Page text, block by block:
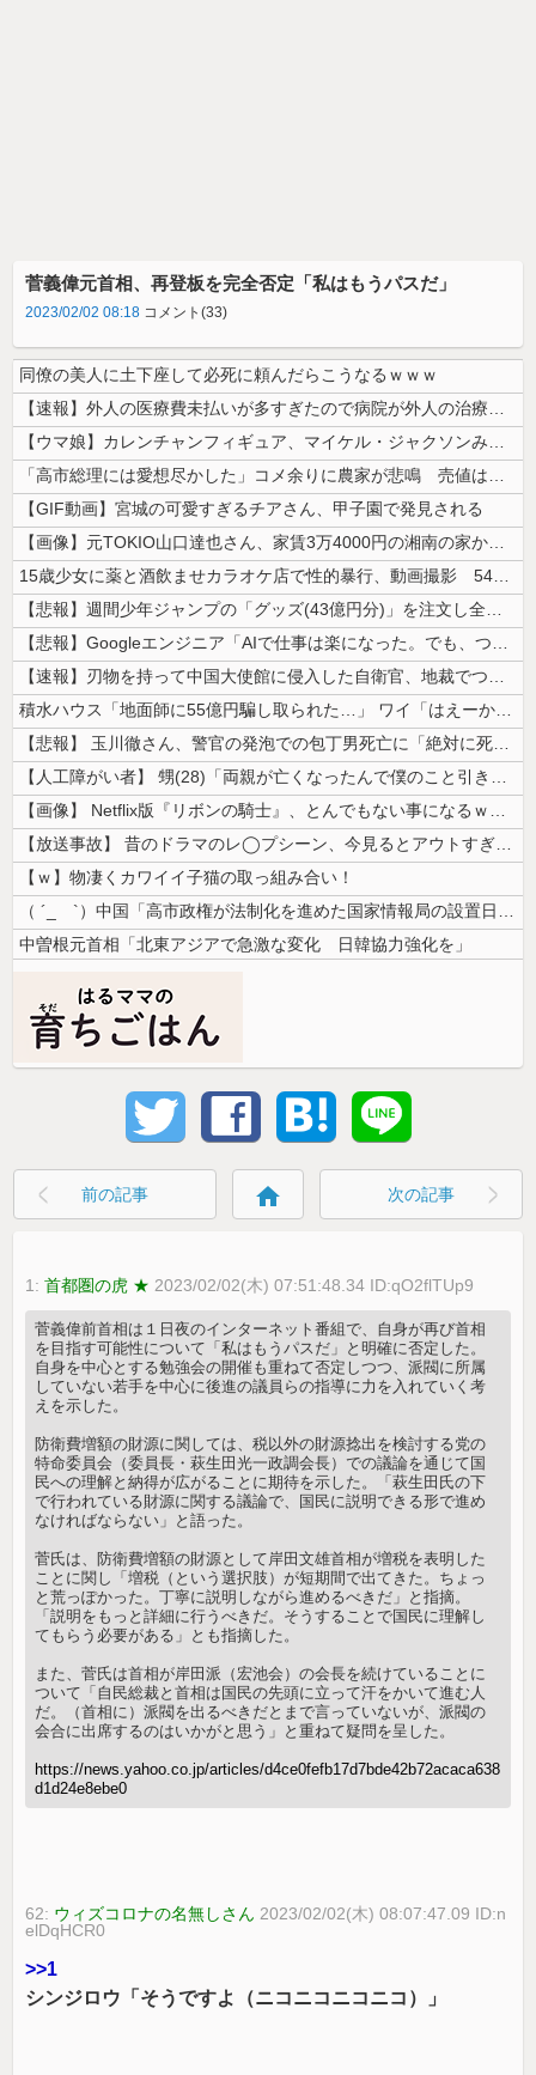
菅義偉元首相、再登板を完全否定「私はもうパスだ」
2023/02/02 08:18 コメント(33)
同僚の美人に土下座して必死に頼んだらこうなるｗｗｗ
【速報】外人の医療費未払いが多すぎたので病院が外人の治療を断るようにな...
【ウマ娘】カレンチャンフィギュア、マイケル・ジャクソンみたいになってし...
「高市総理には愛想尽かした」コメ余りに農家が悲鳴 売値は生産原価の半分...
【GIF動画】宮城の可愛すぎるチアさん、甲子園で発見される
【画像】元TOKIO山口達也さん、家賃3万4000円の湘南の家からYo...
15歳少女に薬と酒飲ませカラオケ店で性的暴行、動画撮影 54歳無職を再...
【悲報】週間少年ジャンプの「グッズ(43億円分)」を注文し全てキャンセ...
【悲報】Googleエンジニア「AIで仕事は楽になった。でも、つまらな...
【速報】刃物を持って中国大使館に侵入した自衛官、地裁でついに動機明かす
積水ハウス「地面師に55億円騙し取られた…」 ワイ「はえーかわいそう…...
【悲報】 玉川徹さん、警官の発泡での包丁男死亡に「絶対に死刑にならない...
【人工障がい者】 甥(28)「両親が亡くなったんで僕のこと引き取ってほ...
【画像】 Netflix版『リボンの騎士』、とんでもない事になるｗｗｗ...
【放送事故】 昔のドラマのレ◯プシーン、今見るとアウトすぎる・・・
【ｗ】物凄くカワイイ子猫の取っ組み合い！
（ ´_ゝ`）中国「高市政権が法制化を進めた国家情報局の設置日が7月3...
中曽根元首相「北東アジアで急激な変化 日韓協力強化を」
前の記事 home 次の記事
1:首都圏の虎 ★ 2023/02/02(木) 07:51:48.34 ID:qO2flTUp9
菅義偉前首相は１日夜のインターネット番組で、自身が再び首相
を目指す可能性について「私はもうパスだ」と明確に否定した。
自身を中心とする勉強会の開催も重ねて否定しつつ、派閥に所属
していない若手を中心に後進の議員らの指導に力を入れていく考
えを示した。
防衛費増額の財源に関しては、税以外の財源捻出を検討する党の
特命委員会（委員長・萩生田光一政調会長）での議論を通じて国
民への理解と納得が広がることに期待を示した。「萩生田氏の下
で行われている財源に関する議論で、国民に説明できる形で進め
なければならない」と語った。
菅氏は、防衛費増額の財源として岸田文雄首相が増税を表明した
ことに関し「増税（という選択肢）が短期間で出てきた。ちょっ
と荒っぽかった。丁寧に説明しながら進めるべきだ」と指摘。
「説明をもっと詳細に行うべきだ。そうすることで国民に理解し
てもらう必要がある」とも指摘した。
また、菅氏は首相が岸田派（宏池会）の会長を続けていることに
ついて「自民総裁と首相は国民の先頭に立って汗をかいて進む人
だ。（首相に）派閥を出るべきだとまで言っていないが、派閥の
会合に出席するのはいかがと思う」と重ねて疑問を呈した。
https://news.yahoo.co.jp/articles/d4ce0fefb17d7bde42b72acaca638
d1d24e8ebe0
62: ウィズコロナの名無しさん 2023/02/02(木) 08:07:47.09 ID:n
elDqHCR0
>>1
シンジロウ「そうですよ（ニコニコニコニコ）」